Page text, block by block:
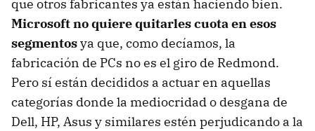
que otros fabricantes ya están haciendo bien.
Microsoft no quiere quitarles cuota en esos
segmentosya que, como decíamos, la
fabricación de PCs no es el giro de Redmond.
Pero sí están decididos a actuar en aquellas
categorías donde la mediocridad o desgana de
Dell, HP, Asus y similares estén perjudicando a la